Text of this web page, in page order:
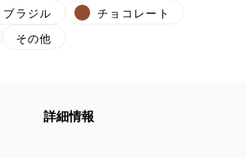
ブラジル
チョコレート
その他
詳細情報